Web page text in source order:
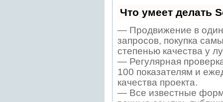
Что умеет делать
— Продвижение в один
запросов, покупка
степенью качества у
— Регулярная
100 показателям и
качества проекта.
— Все известные